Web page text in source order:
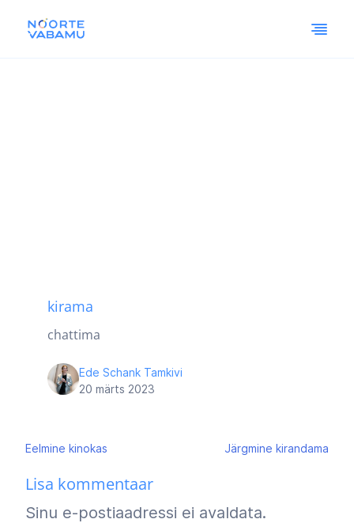
kirama
chattima
Ede Schank Tamkivi
20 märts 2023
Navigeerimine
Eelmine kinokas Järgmine kirandama
Lisa kommentaar
Sinu e-postiaadressi ei avaldata.